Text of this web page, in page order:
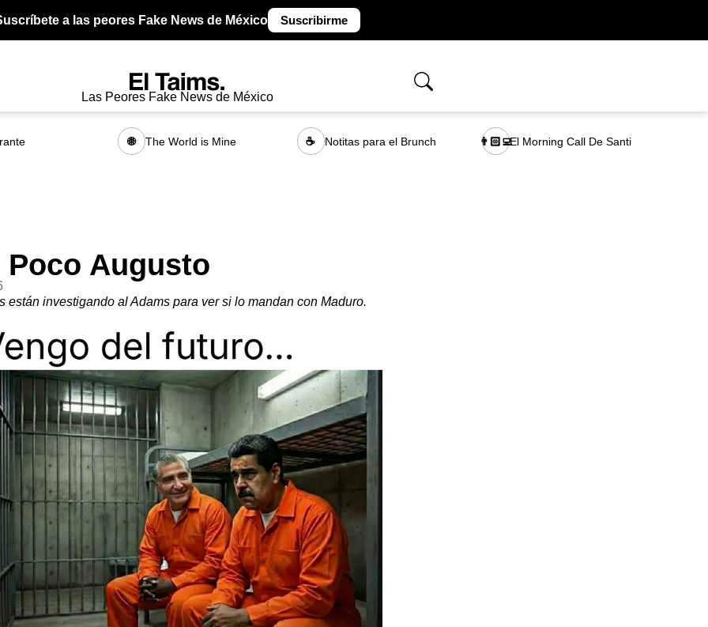
a las peores Fake News de México Suscribirme
Las Peores Fake News de México
🌐 The World is Mine ☕ Notitas para el Brunch 👨🏻‍💻El Morning Call De Santi
Poco Augusto
están investigando al Adams para ver si lo mandan con Maduro.